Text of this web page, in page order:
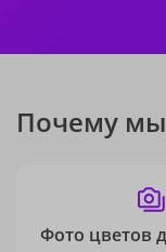
Почему
Фото цветов